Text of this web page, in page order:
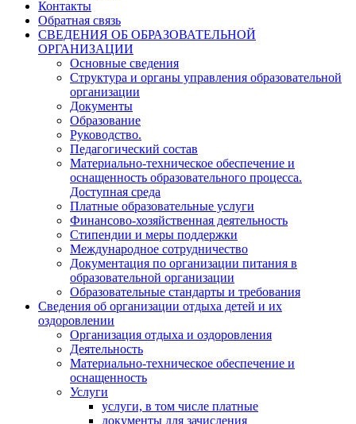
Контакты
Обратная связь
СВЕДЕНИЯ ОБ ОБРАЗОВАТЕЛЬНОЙ
ОРГАНИЗАЦИИ
Основные сведения
Структура и органы управления образовательной
организации
Документы
Образование
Руководство.
Педагогический состав
Материально-техническое обеспечение и
оснащенность образовательного процесса.
Доступная среда
Платные образовательные услуги
Финансово-хозяйственная деятельность
Стипендии и меры поддержки
Международное сотрудничество
Документация по организации питания в
образовательной организации
Образовательные стандарты и требования
Сведения об организации отдыха детей и их
оздоровлении
Организация отдыха и оздоровления
Деятельность
Материально-техническое обеспечение и
оснащенность
Услуги
услуги, в том числе платные
документы для зачисления